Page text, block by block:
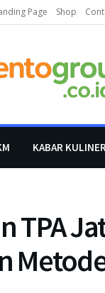
Page Shop
KABAR
TPA